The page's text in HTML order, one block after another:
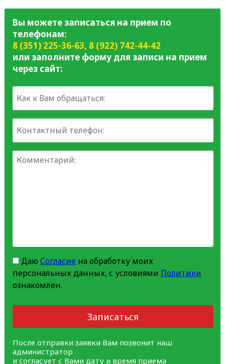
Вы можете записаться на прием по
телефонам:
8 (351) 225-36-63, 8 (922) 742-44-42
или заполните форму для записи на прием
через сайт:
Даю Согласиена обработку моих
персональных данных, с условиями Политики
ознакомлен.
Записаться
После отправки заявки Вам позвонит наш
администратор
и согласует с Вами дату и время приема